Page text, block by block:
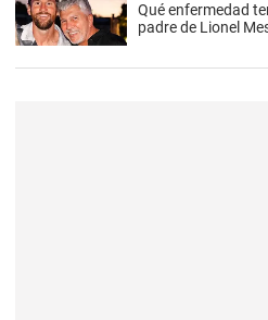
Qué enfermedad
padre de Lionel